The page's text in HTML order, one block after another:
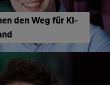
den Weg für KI-